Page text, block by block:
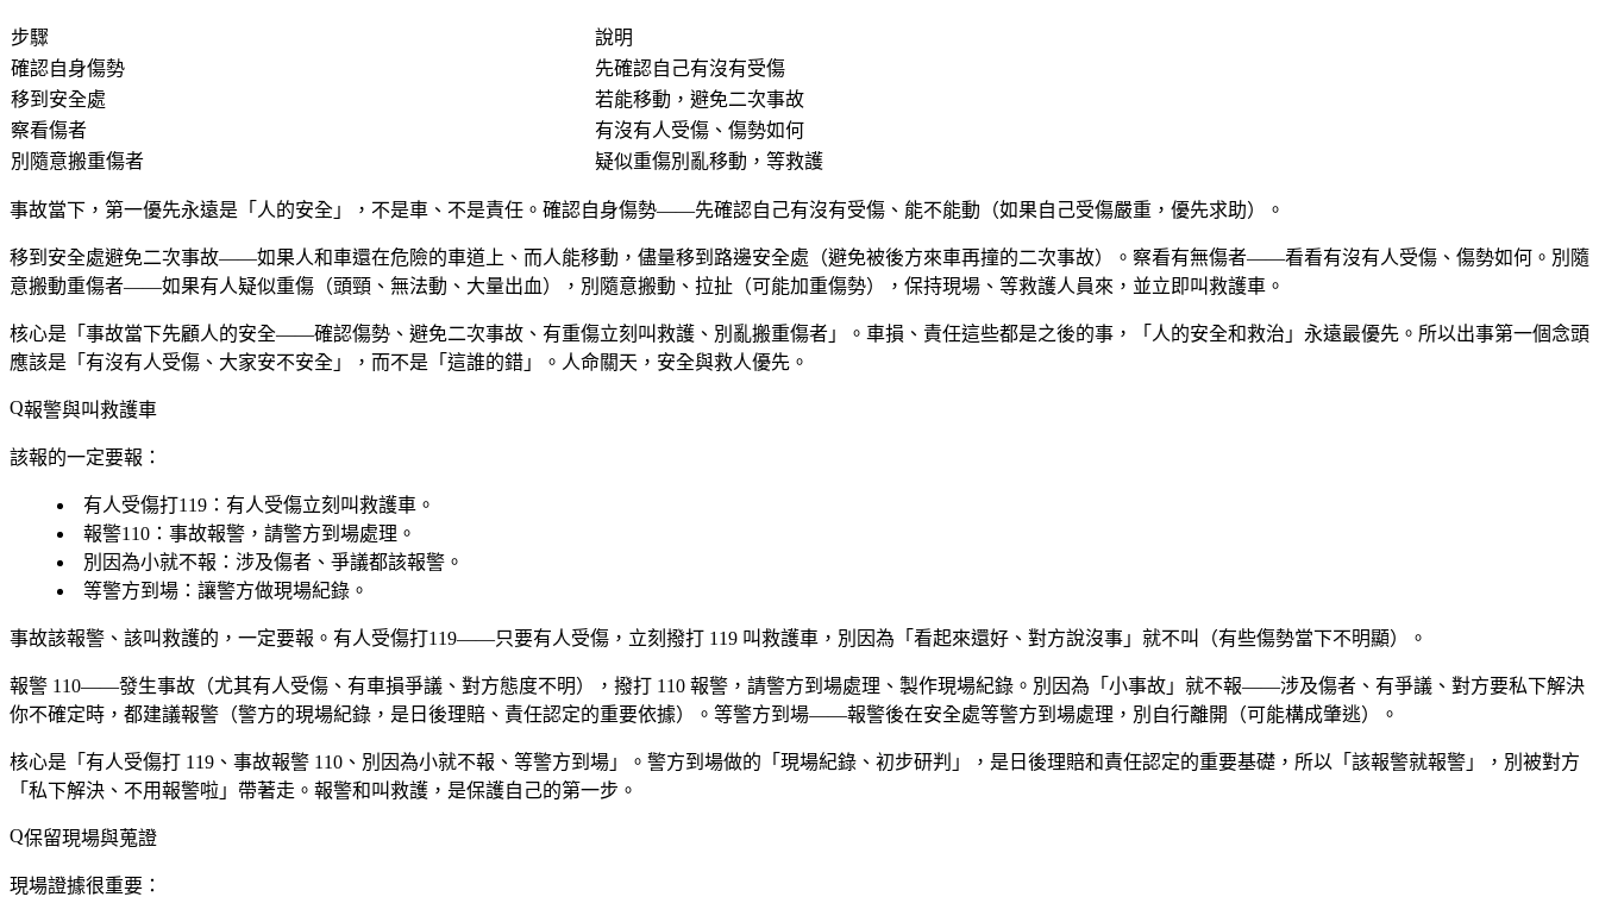
步驟
說明
確認自身傷勢
先確認自己有沒有受傷
移到安全處
若能移動，避免二次事故
察看傷者
有沒有人受傷、傷勢如何
別隨意搬重傷者
疑似重傷別亂移動，等救護
事故當下，第一優先永遠是「人的安全」，不是車、不是責任。確認自身傷勢——先確認自己有沒有受傷、能不能動（如果自己受傷嚴重，優先求助）。
移到安全處避免二次事故——如果人和車還在危險的車道上、而人能移動，儘量移到路邊安全處（避免被後方來車再撞的二次事故）。察看有無傷者——看看有沒有人受傷、傷勢如何。別隨
意搬動重傷者——如果有人疑似重傷（頭頸、無法動、大量出血），別隨意搬動、拉扯（可能加重傷勢），保持現場、等救護人員來，並立即叫救護車。
核心是「事故當下先顧人的安全——確認傷勢、避免二次事故、有重傷立刻叫救護、別亂搬重傷者」。車損、責任這些都是之後的事，「人的安全和救治」永遠最優先。所以出事第一個念頭
應該是「有沒有人受傷、大家安不安全」，而不是「這誰的錯」。人命關天，安全與救人優先。
報警與叫救護車
該報的一定要報：
有人受傷打119 ：有人受傷立刻叫救護車。
報警110 ：事故報警，請警方到場處理。
別因為小就不報 ：涉及傷者、爭議都該報警。
等警方到場 ：讓警方做現場紀錄。
事故該報警、該叫救護的，一定要報。有人受傷打119——只要有人受傷，立刻撥打 119 叫救護車，別因為「看起來還好、對方說沒事」就不叫（有些傷勢當下不明顯）。
報警 110——發生事故（尤其有人受傷、有車損爭議、對方態度不明），撥打 110 報警，請警方到場處理、製作現場紀錄。別因為「小事故」就不報——涉及傷者、有爭議、對方要私下解決
你不確定時，都建議報警（警方的現場紀錄，是日後理賠、責任認定的重要依據）。等警方到場——報警後在安全處等警方到場處理，別自行離開（可能構成肇逃）。
核心是「有人受傷打 119、事故報警 110、別因為小就不報、等警方到場」。警方到場做的「現場紀錄、初步研判」，是日後理賠和責任認定的重要基礎，所以「該報警就報警」，別被對方
「私下解決、不用報警啦」帶著走。報警和叫救護，是保護自己的第一步。
保留現場與蒐證
現場證據很重要：